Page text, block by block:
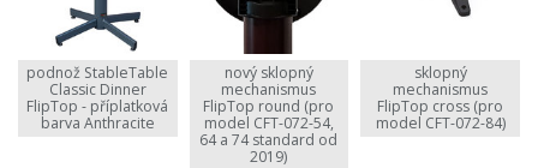
podnož StableTable
Classic Dinner
FlipTop - příplatková
barva Anthracite
nový sklopný
mechanismus
FlipTop round (pro
model CFT-072-54,
64 a 74 standard od
2019)
sklopný
mechanismus
FlipTop cross (pro
model CFT-072-84)